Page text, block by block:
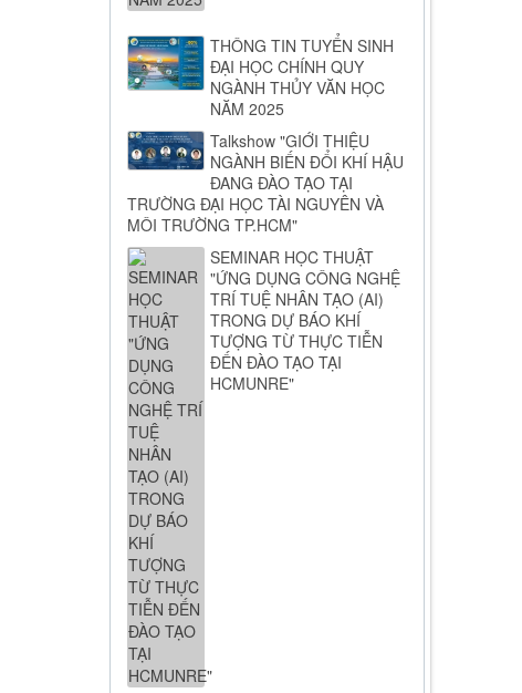
THÔNG TIN TUYỂN SINH
ĐẠI HỌC CHÍNH QUY
NGÀNH THỦY VĂN HỌC
NĂM 2025
Talkshow "GIỚI THIỆU
NGÀNH BIẾN ĐỔI KHÍ HẬU
ĐANG ĐÀO TẠO TẠI
TRƯỜNG ĐẠI HỌC TÀI NGUYÊN VÀ
MÔI TRƯỜNG TP.HCM"
SEMINAR HỌC THUẬT
"ỨNG DỤNG CÔNG NGHỆ
TRÍ TUỆ NHÂN TẠO (AI)
TRONG DỰ BÁO KHÍ
TƯỢNG TỪ THỰC TIỄN
ĐẾN ĐÀO TẠO TẠI
HCMUNRE"